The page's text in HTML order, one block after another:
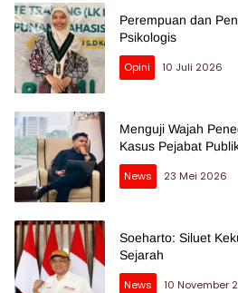
Perempuan dan
Psikologis
Opini 10 Juli 2026
Menguji Wajah
Kasus Pejabat
News 23 Mei 2026
Soeharto: Siluet
Sejarah
News 10 November